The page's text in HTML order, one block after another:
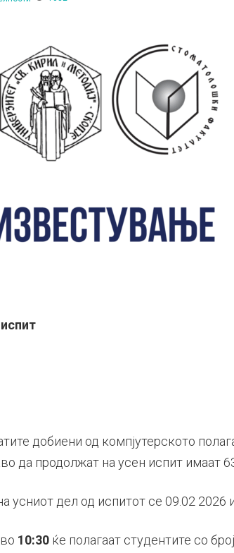
добиени од компјутерското
да продолжат на усен испит имаат
усниот дел од испитот се 09.02 2026
10:30ќе полагаат студентите со